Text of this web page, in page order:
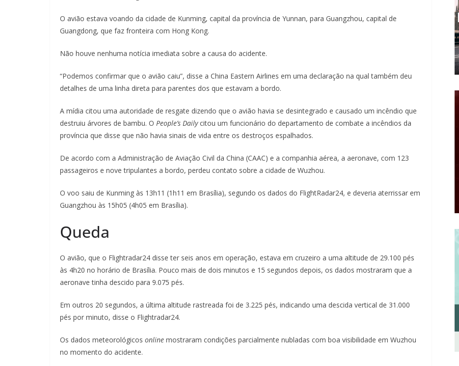
O avião estava voando da cidade de Kunming, capital da província de Yunnan, para Guangzhou, capital de
Guangdong, que faz fronteira com Hong Kong.
Não houve nenhuma notícia imediata sobre a causa do acidente.
“Podemos confirmar que o avião caiu”, disse a China Eastern Airlines em uma declaração na qual também deu
detalhes de uma linha direta para parentes dos que estavam a bordo.
A mídia citou uma autoridade de resgate dizendo que o avião havia se desintegrado e causado um incêndio que
destruiu árvores de bambu. O People’s Dailycitou um funcionário do departamento de combate a incêndios da
província que disse que não havia sinais de vida entre os destroços espalhados.
De acordo com a Administração de Aviação Civil da China (CAAC) e a companhia aérea, a aeronave, com 123
passageiros e nove tripulantes a bordo, perdeu contato sobre a cidade de Wuzhou.
O voo saiu de Kunming às 13h11 (1h11 em Brasília), segundo os dados do FlightRadar24, e deveria aterrissar em
Guangzhou às 15h05 (4h05 em Brasília).
Queda
O avião, que o Flightradar24 disse ter seis anos em operação, estava em cruzeiro a uma altitude de 29.100 pés
às 4h20 no horário de Brasília. Pouco mais de dois minutos e 15 segundos depois, os dados mostraram que a
aeronave tinha descido para 9.075 pés.
Em outros 20 segundos, a última altitude rastreada foi de 3.225 pés, indicando uma descida vertical de 31.000
pés por minuto, disse o Flightradar24.
Os dados meteorológicos online mostraram condições parcialmente nubladas com boa visibilidade em Wuzhou
no momento do acidente.